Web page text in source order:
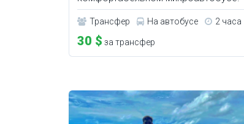
Трансфер На автобусе 2 часа
30 $ за трансфер